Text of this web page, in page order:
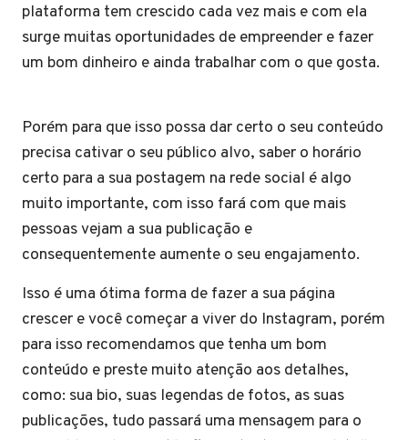
plataforma tem crescido cada vez mais e com ela
surge muitas oportunidades de empreender e fazer
um bom dinheiro e ainda trabalhar com o que gosta.
Porém para que isso possa dar certo o seu conteúdo
precisa cativar o seu público alvo, saber o horário
certo para a sua postagem na rede social é algo
muito importante, com isso fará com que mais
pessoas vejam a sua publicação e
consequentemente aumente o seu engajamento.
Isso é uma ótima forma de fazer a sua página
crescer e você começar a viver do Instagram, porém
para isso recomendamos que tenha um bom
conteúdo e preste muito atenção aos detalhes,
como: sua bio, suas legendas de fotos, as suas
publicações, tudo passará uma mensagem para o